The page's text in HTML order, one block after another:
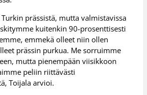
prässistä, mutta valmistavissa
kuitenkin 90-prosenttisesti
emmekä olleet niin ollen
prässin purkua. Me sorruimme
mutta pienempään viisikkoon
peliin riittävästi
Toijala arvioi.